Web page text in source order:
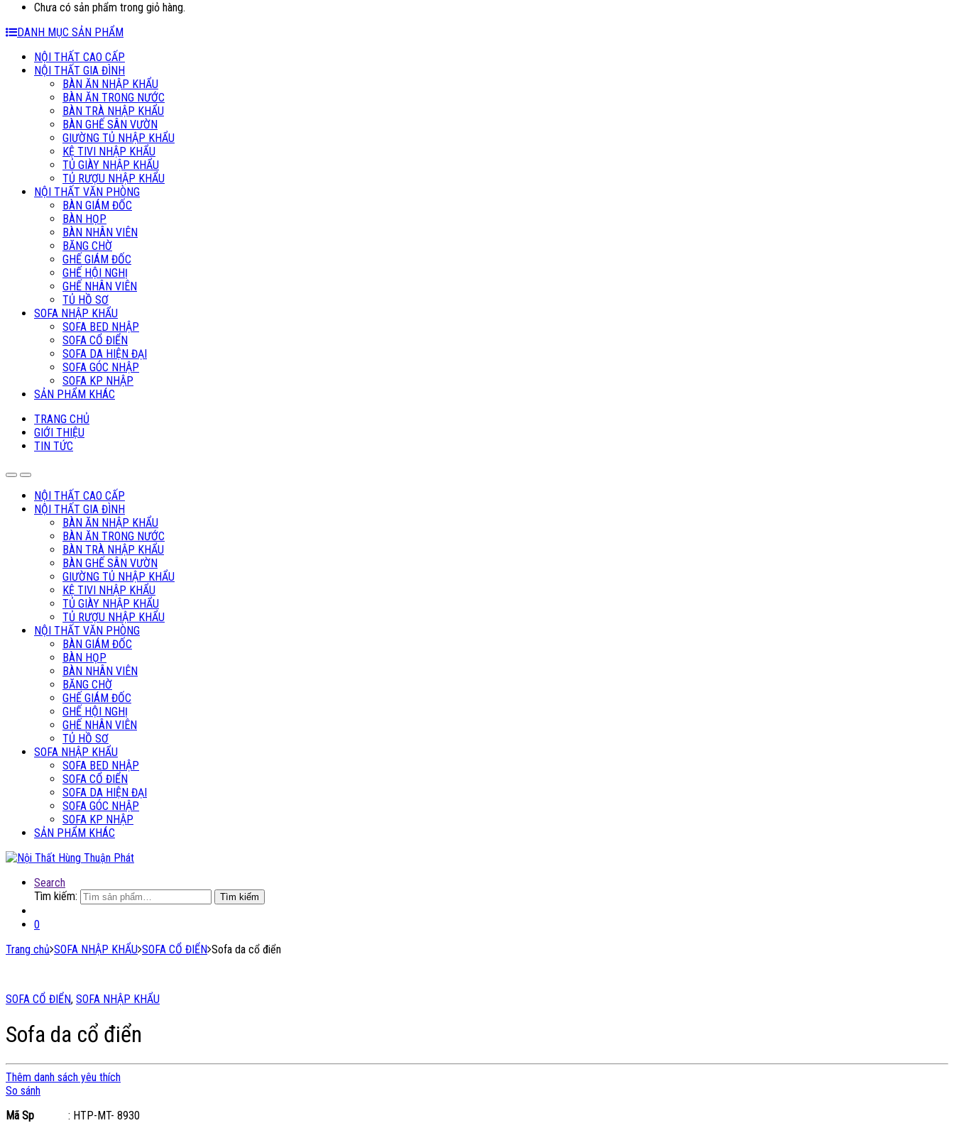
Chưa có sản phẩm trong giỏ hàng.
DANH MỤC SẢN PHẨM
NỘI THẤT CAO CẤP
NỘI THẤT GIA ĐÌNH
BÀN ĂN NHẬP KHẨU
BÀN ĂN TRONG NƯỚC
BÀN TRÀ NHẬP KHẨU
BÀN GHẾ SÂN VƯỜN
GIƯỜNG TỦ NHẬP KHẨU
KỆ TIVI NHẬP KHẨU
TỦ GIÀY NHẬP KHẨU
TỦ RƯỢU NHẬP KHẨU
NỘI THẤT VĂN PHÒNG
BÀN GIÁM ĐỐC
BÀN HỌP
BÀN NHÂN VIÊN
BĂNG CHỜ
GHẾ GIÁM ĐỐC
GHẾ HỘI NGHỊ
GHẾ NHÂN VIÊN
TỦ HỒ SƠ
SOFA NHẬP KHẨU
SOFA BED NHẬP
SOFA CỔ ĐIỂN
SOFA DA HIỆN ĐẠI
SOFA GÓC NHẬP
SOFA KP NHẬP
SẢN PHẨM KHÁC
TRANG CHỦ
GIỚI THIỆU
TIN TỨC
NỘI THẤT CAO CẤP
NỘI THẤT GIA ĐÌNH
BÀN ĂN NHẬP KHẨU
BÀN ĂN TRONG NƯỚC
BÀN TRÀ NHẬP KHẨU
BÀN GHẾ SÂN VƯỜN
GIƯỜNG TỦ NHẬP KHẨU
KỆ TIVI NHẬP KHẨU
TỦ GIÀY NHẬP KHẨU
TỦ RƯỢU NHẬP KHẨU
NỘI THẤT VĂN PHÒNG
BÀN GIÁM ĐỐC
BÀN HỌP
BÀN NHÂN VIÊN
BĂNG CHỜ
GHẾ GIÁM ĐỐC
GHẾ HỘI NGHỊ
GHẾ NHÂN VIÊN
TỦ HỒ SƠ
SOFA NHẬP KHẨU
SOFA BED NHẬP
SOFA CỔ ĐIỂN
SOFA DA HIỆN ĐẠI
SOFA GÓC NHẬP
SOFA KP NHẬP
SẢN PHẨM KHÁC
Search
Tìm kiếm:
Tìm kiếm
0
Trang chủ SOFA NHẬP KHẨU SOFA CỔ ĐIỂN Sofa da cổ điển
SOFA CỔ ĐIỂN, SOFA NHẬP KHẨU
Sofa da cổ điển
Thêm danh sách yêu thích
So sánh
Mã Sp : HTP-MT- 8930